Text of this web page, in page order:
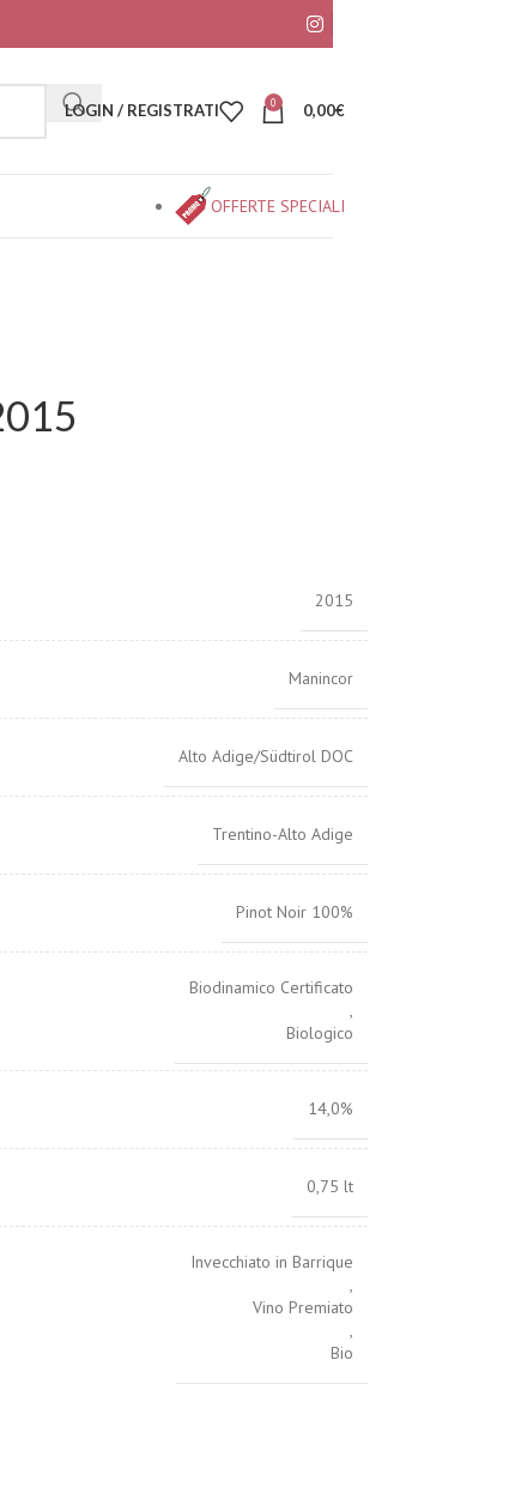
LOGIN / REGISTRATI 0 0,00€
OFFERTE SPECIALI
2015
Manincor
Alto Adige/Südtirol DOC
Trentino-Alto Adige
Pinot Noir 100%
Biodinamico Certificato
,
Biologico
14,0%
0,75 lt
Invecchiato in Barrique
,
Vino Premiato
,
Bio